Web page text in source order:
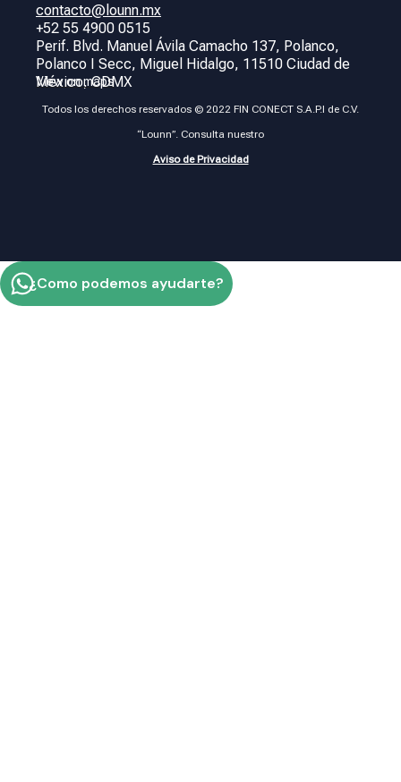
contacto@lounn.mx
+52 55 4900 0515
Perif. Blvd. Manuel Ávila Camacho 137, Polanco,
Polanco I Secc, Miguel Hidalgo, 11510 Ciudad de
México, CDMX
View on maps
Todos los derechos reservados © 2022 FIN CONECT S.A.P.I de C.V.
“Lounn”. Consulta nuestro
Aviso de Privacidad
¿Como podemos ayudarte?